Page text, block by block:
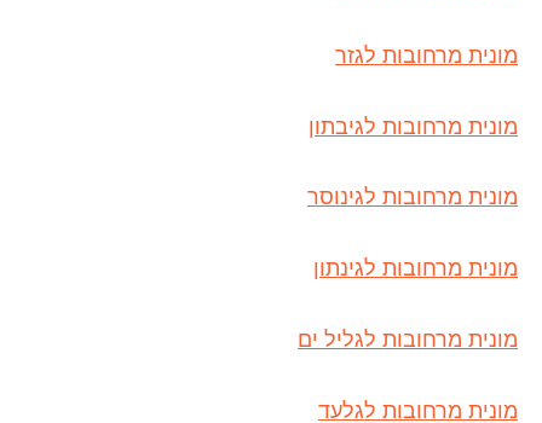
מונית מרחובות לגזר
מונית מרחובות לגיבתון
מונית מרחובות לגינוסר
מונית מרחובות לגינתון
מונית מרחובות לגליל ים
מונית מרחובות לגלעד